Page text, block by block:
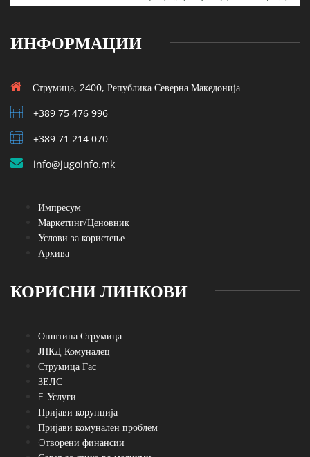
ИНФОРМАЦИИ
Струмица, 2400, Република Северна Македонија
+389 75 476 996
+389 71 214 070
info@jugoinfo.mk
Импресум
Маркетинг/Ценовник
Услови за користење
Архива
КОРИСНИ ЛИНКОВИ
Општина Струмица
ЈПКД Комуналец
Струмица Гас
ЗЕЛС
E-Услуги
Пријави корупција
Пријави комунален проблем
Oтворени финансии